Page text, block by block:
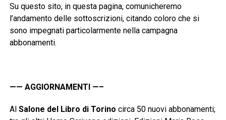
Su questo sito, in questa pagina, comunicheremo
l’andamento delle sottoscrizioni, citando coloro che si
sono impegnati particolarmente nella campagna
abbonamenti.
—— AGGIORNAMENTI —–
Al Salone del Libro di Torino circa 50 nuovi abbonamenti;